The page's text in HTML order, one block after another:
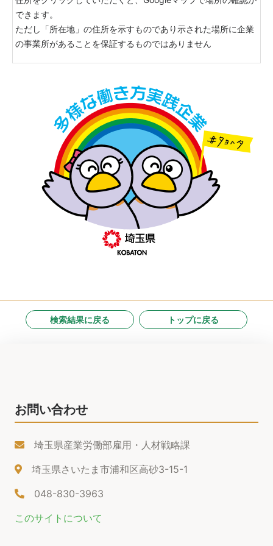
できます。
ただし「所在地」の住所を示すものであり示された場所に企業
の事業所があることを保証するものではありません
検索結果に戻る トップに戻る
お問い合わせ
埼玉県産業労働部雇用・人材戦略課
埼玉県さいたま市浦和区高砂3-15-1
048-830-3963
このサイトについて